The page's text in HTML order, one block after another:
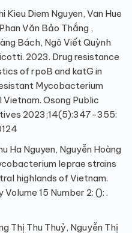
Kieu Diem Nguyen, Van Hue
Văn Bảo Thắng ,
Bách, Ngô Viết Quỳnh
2023. Drug resistance
of rpoB and katG in
Mycobacterium
Osong Public
2023;14(5):347-355:
Ha Nguyen, Nguyễn Hoàng
leprae strains
highlands of Vietnam.
15 Number 2: (): .
Thị Thu Thuỷ, Nguyễn Thị